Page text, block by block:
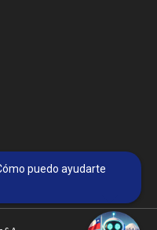
puedo ayudarte